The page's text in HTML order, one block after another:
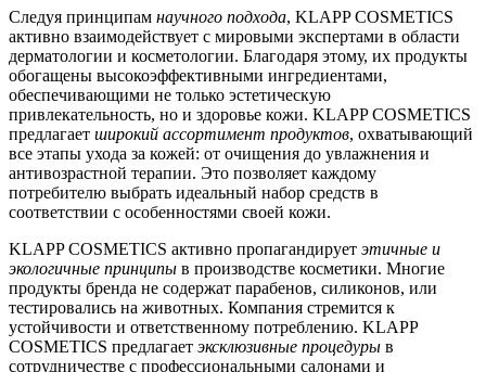
Следуя принципам научного подхода, KLAPP COSMETICS
активно взаимодействует с мировыми экспертами в области
дерматологии и косметологии. Благодаря этому, их продукты
обогащены высокоэффективными ингредиентами,
обеспечивающими не только эстетическую
привлекательность, но и здоровье кожи. KLAPP COSMETICS
предлагает широкий ассортимент продуктов, охватывающий
все этапы ухода за кожей: от очищения до увлажнения и
антивозрастной терапии. Это позволяет каждому
потребителю выбрать идеальный набор средств в
соответствии с особенностями своей кожи.
KLAPP COSMETICS активно пропагандирует этичные и
экологичные принципы в производстве косметики. Многие
продукты бренда не содержат парабенов, силиконов, или
тестировались на животных. Компания стремится к
устойчивости и ответственному потреблению. KLAPP
COSMETICS предлагает эксклюзивные процедуры в
сотрудничестве с профессиональными салонами и